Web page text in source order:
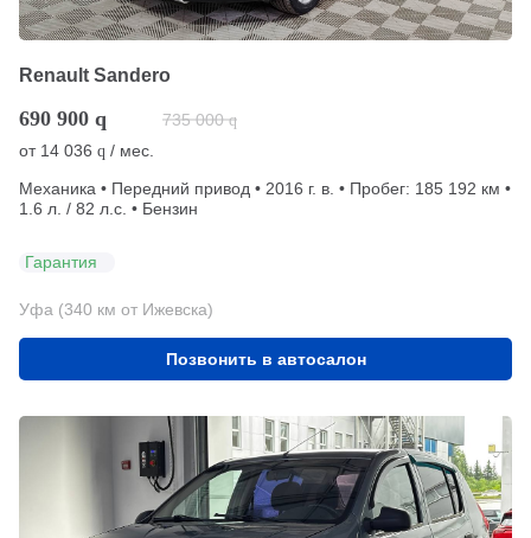
Renault Sandero
690 900 q 735 000 q
от 14 036 q / мес.
Механика • Передний привод • 2016 г. в. • Пробег: 185 192 км •
1.6 л. / 82 л.с. • Бензин
Гарантия
Уфа (340 км от Ижевска)
Позвонить в автосалон